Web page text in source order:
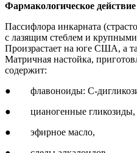
Фармакологическое действие
Пассифлора инкарната
с лазящим стеблем и
Произрастает на юге США, а
Матричная настойка,
содержит:
● флавоноиды: C-
● цианогенные гликозиды,
● эфирное масло,